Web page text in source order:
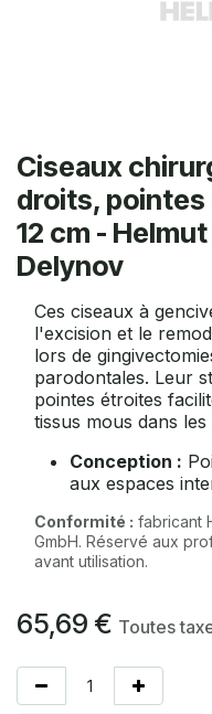
Ciseaux
droits,
12 cm -
Delynov
Ces ciseaux à
l'excision et le
lors de
parodontales. Leur
pointes étroites
tissus mous dans
Conception :
aux espaces
Conformité : fabricant
GmbH. Réservé aux
avant utilisation.
65,69 € Toutes